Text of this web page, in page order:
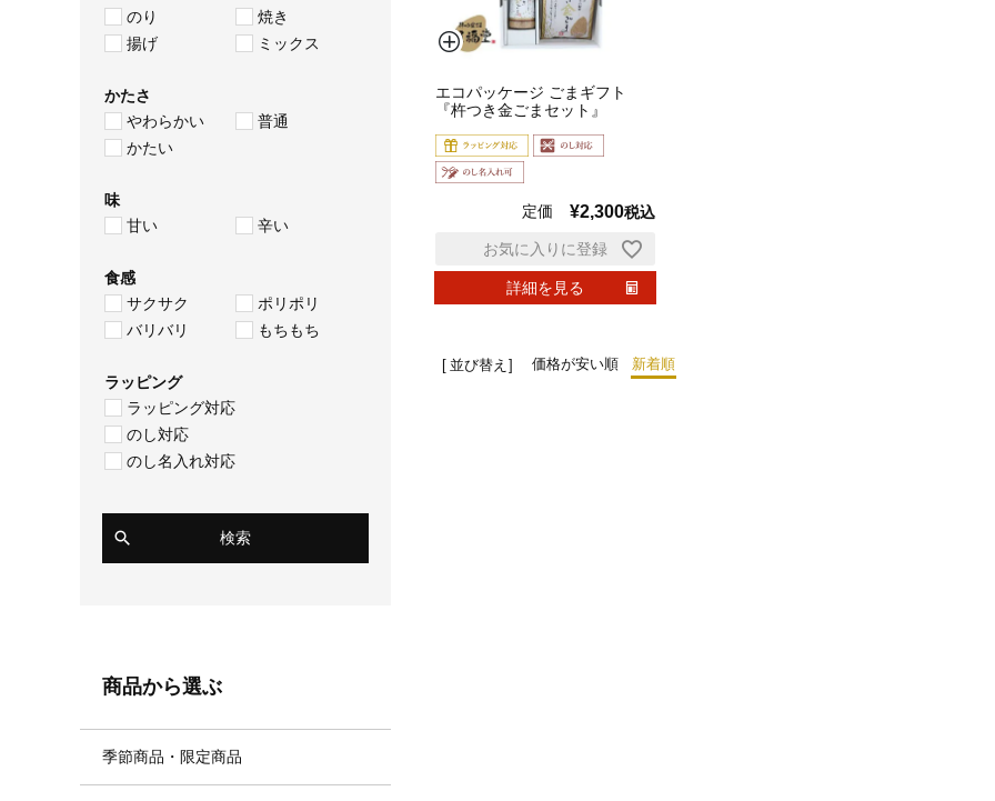
のり
焼き
揚げ
ミックス
かたさ
やわらかい
普通
かたい
味
甘い
辛い
食感
サクサク
ポリポリ
バリバリ
もちもち
ラッピング
ラッピング対応
のし対応
のし名入れ対応
検索
商品から選ぶ
季節商品・限定商品
エコパッケージ ごまギフト
『杵つき金ごまセット』
定価 ¥2,300税込
詳細を見る
お気に入りに登録
並び替え 価格が安い順 新着順